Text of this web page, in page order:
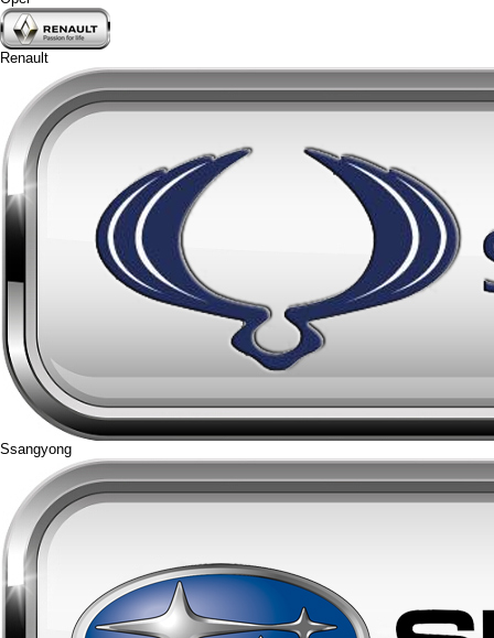
Renault
Ssangyong